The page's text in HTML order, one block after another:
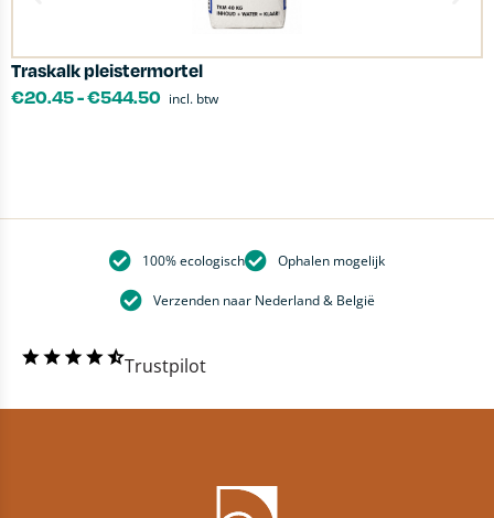
Traskalk pleistermortel
€20.45-€544.50 incl. btw
100% ecologisch Ophalen mogelijk
Verzenden naar Nederland & België
Trustpilot